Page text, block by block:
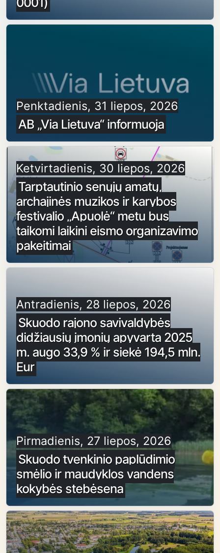
Penktadienis, 31 liepos, 2026
AB „Via Lietuva“ informuoja
Ketvirtadienis, 30 liepos, 2026
Tarptautinio senųjų amatų,
archajinės muzikos ir karybos
festivalio „Apuolė“ metu bus
taikomi laikini eismo organizavimo
pakeitimai
Antradienis, 28 liepos, 2026
Skuodo rajono savivaldybės
didžiausių įmonių apyvarta 2025
m. augo 33,9 % ir siekė 194,5 mln.
Eur
Pirmadienis, 27 liepos, 2026
Skuodo tvenkinio paplūdimio
smėlio ir maudyklos vandens
kokybės stebėsena